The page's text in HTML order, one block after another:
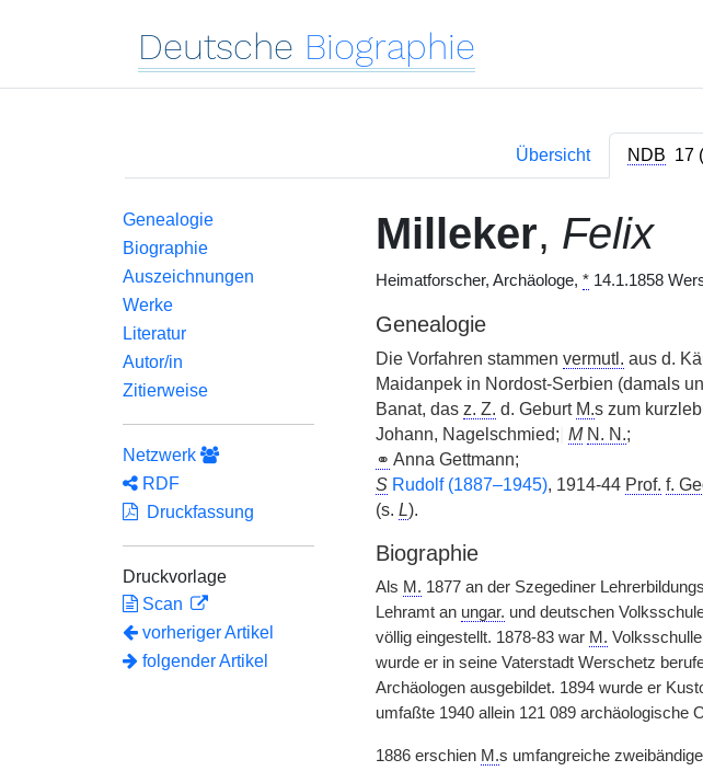
Deutsche Biographie
Übersicht NDB 17
Genealogie
Biographie
Auszeichnungen
Werke
Literatur
Autor/in
Zitierweise
Netzwerk
RDF
Druckfassung
Druckvorlage
Scan
vorheriger Artikel
folgender Artikel
Milleker, Felix
Heimatforscher, Archäologe, *14.1.1858
Genealogie
Die Vorfahren stammen vermutl. aus d.
Maidanpek in Nordost-Serbien (damals
Banat, das z. Z. d. Geburt M.s zum
Johann, Nagelschmied; M N. N.;
⚭ Anna Gettmann;
S Rudolf (1887–1945), 1914-44 Prof. f.
(s. L).
Biographie
Als M. 1877 an der Szegediner
Lehramt an ungar. und deutschen
völlig eingestellt. 1878-83 war M.
wurde er in seine Vaterstadt Werschetz
Archäologen ausgebildet. 1894 wurde er
umfaßte 1940 allein 121 089 archäologische
1886 erschien M.s umfangreiche